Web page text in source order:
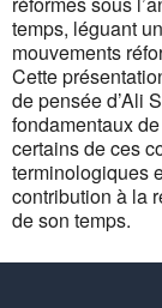
temps, léguant
mouvements
Cette
de pensée d’Ali
fondamentaux
certains de ces
terminologiques
contribution à la
de son temps.